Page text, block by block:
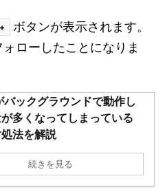
+
ボタンが表示されます。
ローしたことになりま
ックグラウンドで動作し
多くなってしまっている
法を解説
続きを見る